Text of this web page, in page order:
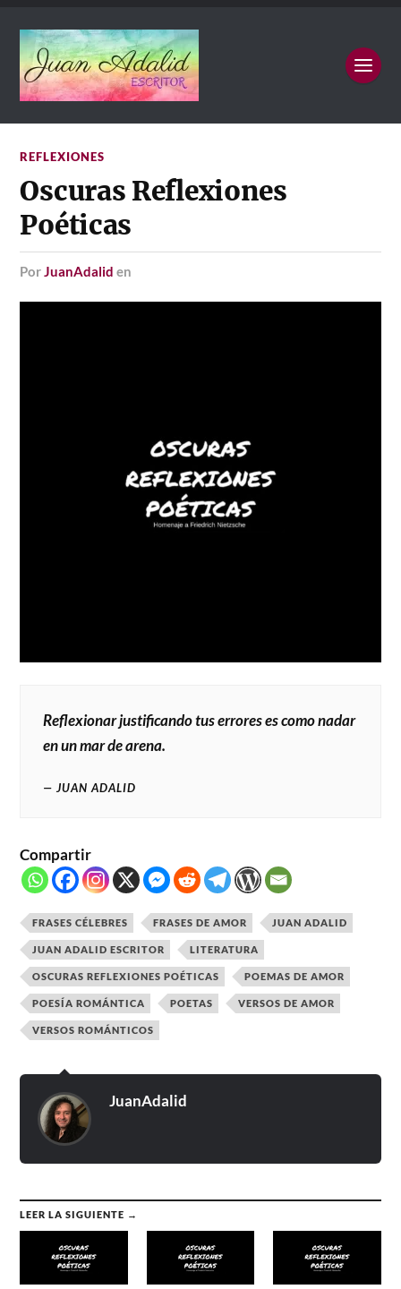
REFLEXIONES
Oscuras Reflexiones
Poéticas
porJuanAdalid en
Reflexionar justificando tus errores es como nadar
en un mar de arena.
JUAN ADALID
Compartir
FRASES CÉLEBRES FRASES DE AMOR JUAN ADALID
JUAN ADALID ESCRITOR LITERATURA
OSCURAS REFLEXIONES POÉTICAS POEMAS DE AMOR
POESÍA ROMÁNTICA POETAS VERSOS DE AMOR
VERSOS ROMÁNTICOS
JuanAdalid
LEER LA SIGUIENTE →